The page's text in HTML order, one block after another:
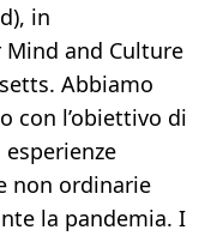
in
and Culture
Abbiamo
con l’obiettivo di
non ordinarie
la pandemia. I